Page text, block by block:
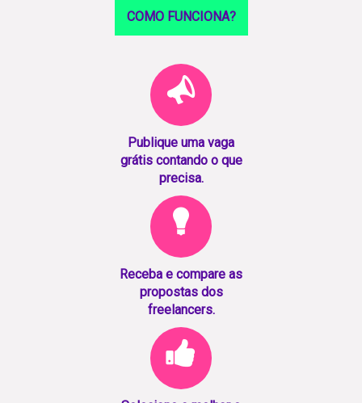
COMO FUNCIONA?
Publique uma vaga
grátis contando o que
precisa.
Receba e compare as
propostas dos
freelancers.